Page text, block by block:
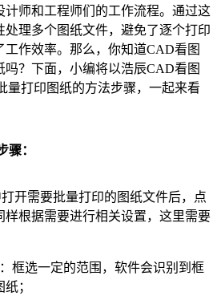
计师和工程师们的工作流程。通过这
理多个图纸文件，避免了逐个打印
工作效率。那么，你知道CAD看图
吗？下面，小编将以浩辰CAD看图
量打印图纸的方法步骤，一起来看
骤：
开需要批量打印的图纸文件后，点
样根据需要进行相关设置，这里需要
框选一定的范围，软件会识别到框
；